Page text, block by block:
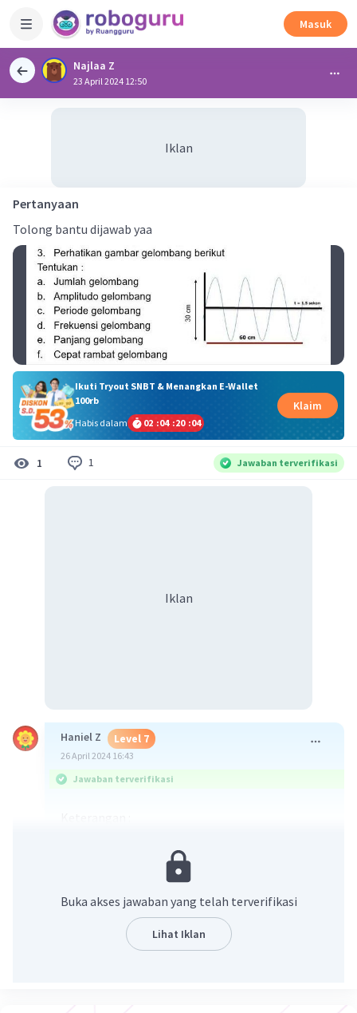
Masuk
Najlaa Z
23 April 2024 12:50
Iklan
Pertanyaan
Tolong bantu dijawab yaa
Ikuti Tryout SNBT & Menangkan E-Wallet
100rb
Habis dalam
02 :04 :20 :04
Klaim
1 1 Jawaban terverifikasi
Iklan
Haniel Z Level 7
26 April 2024 16:43
Jawaban terverifikasi
a. 1 gelombang = 1 bukit + 1 lembah
sehingga jumlah gelombang (n) = 3
b. Amplitudo = 15 cm
Buka akses jawaban yang telah terverifikasi
Lihat Iklan